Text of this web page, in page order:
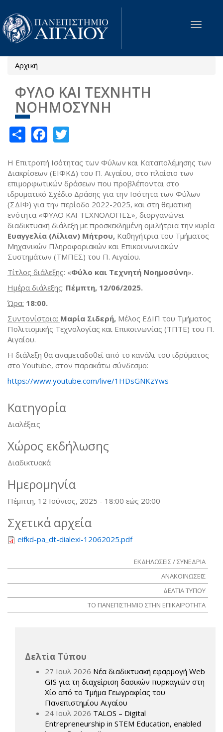
Παράκαμψη προς το κυρίως περιεχόμενο
Toggle
Είστε εδώ
Αρχική
ΦΥΛΟ ΚΑΙ ΤΕΧΝΗΤΗ
ΝΟΗΜΟΣΥΝΗ
ShareFacebook
Η Επιτροπή Ισότητας των Φύλων και Καταπολέμησης των
Διακρίσεων (ΕΙΦΚΔ) του Π. Αιγαίου, στο πλαίσιο των
επιμορφωτικών δράσεων που προβλέπονται στο
ιδρυματικό Σχέδιο Δράσης για την Ισότητα των Φύλων
(ΣΔΙΦ) για την περίοδο 2022-2025, και στη θεματική
ενότητα «ΦΥΛΟ ΚΑΙ ΤΕΧΝΟΛΟΓΙΕΣ», διοργανώνει
διαδικτυακή διάλεξη με προσκεκλημένη ομιλήτρια την κυρία
Ευαγγελία (Λίλιαν) Μήτρου, Καθηγήτρια του Τμήματος
Μηχανικών Πληροφοριακών και Επικοινωνιακών
Συστημάτων (ΤΜΠΕΣ) του Π. Αιγαίου.
Τίτλος διάλεξης: «Φύλο και Τεχνητή Νοημοσύνη».
Ημέρα διάλεξης: Πέμπτη, 12/06/2025.
Ώρα: 18:00.
Συντονίστρια: Μαρία Σιδερή, Μέλος ΕΔΙΠ του Τμήματος
Πολιτισμικής Τεχνολογίας και Επικοινωνίας (ΤΠΤΕ) του Π.
Αιγαίου.
Η διάλεξη θα αναμεταδοθεί από το κανάλι του ιδρύματος
στο Youtube, στον παρακάτω σύνδεσμο:
https://www.youtube.com/live/1HDsGNKzYws
Κατηγορία
Διαλέξεις
Χώρος εκδήλωσης
Διαδικτυακά
Ημερομηνία
Πέμπτη, 12 Ιούνιος, 2025 - 18:00 εώς 20:00
Σχετικά αρχεία
eifkd-pa_dt-dialexi-12062025.pdf
ΕΚΔΗΛΩΣΕΙΣ / ΣΥΝΕΔΡΙΑ
ΑΝΑΚΟΙΝΩΣΕΙΣ
ΔΕΛΤΙΑ ΤΥΠΟΥ
ΤΟ ΠΑΝΕΠΙΣΤΗΜΙΟ ΣΤΗΝ ΕΠΙΚΑΙΡΟΤΗΤΑ
Δελτία Τύπου
27 Ιουλ 2026 Νέα διαδικτυακή εφαρμογή Web
GIS για τη διαχείριση δασικών πυρκαγιών στη
Χίο από το Τμήμα Γεωγραφίας του
Πανεπιστημίου Αιγαίου
24 Ιουλ 2026 TALOS – Digital
Entrepreneurship in STEM Education, enabled